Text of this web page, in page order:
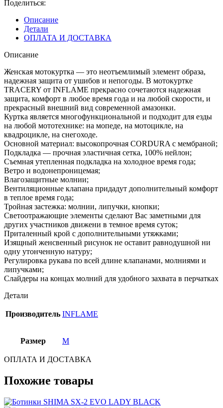
бело-
розовый
Поделиться:
Описание
Детали
ОПЛАТА И ДОСТАВКА
Описание
Женская мотокуртка — это неотъемлимый элемент образа,
надежная защита от ушибов и непогоды. В мотокуртке
TRACERY от INFLAME прекрасно сочетаются надежная
защита, комфорт в любое время года и на любой скорости, и
прекрасный внешний вид современной амазонки.
Куртка является многофункциональной и подходит для езды
на любой мототехнике: на мопеде, на мотоцикле, на
квадроцикле, на снегоходе.
Основной материал: высокопрочная CORDURA с мембраной;
Подкладка — прочная эластичная сетка, 100% нейлон;
Съемная утепленная подкладка на холодное время года;
Ветро и водонепроницемая;
Влагозащитные молнии;
Вентиляционные клапана придадут дополнительный комфорт
в теплое время года;
Тройная застежка: молнии, липучки, кнопки;
Светоотражающие элементы сделают Вас заметными для
других участников движени в темное время суток;
Приталенный крой с дополнительными утяжками;
Изящный женсвенный рисунок не оставит равнодушной ни
одну утонченную натуру;
Регулировка рукава по всей длине клапанами, молниями и
липучками;
Слайдеры на концах молний для удобного захвата в перчатках
Детали
Производитель INFLAME
Размер M
ОПЛАТА И ДОСТАВКА
Похожие товары